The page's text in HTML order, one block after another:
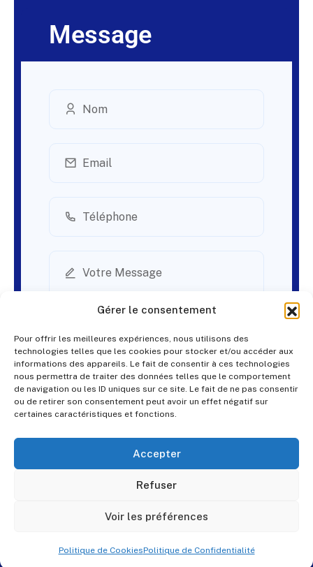
Gérer le consentement
Pour offrir les meilleures expériences, nous utilisons des
technologies telles que les cookies pour stocker et/ou accéder aux
informations des appareils. Le fait de consentir à ces technologies
nous permettra de traiter des données telles que le comportement
de navigation ou les ID uniques sur ce site. Le fait de ne pas consentir
ou de retirer son consentement peut avoir un effet négatif sur
certaines caractéristiques et fonctions.
Accepter
Refuser
Voir les préférences
Politique de CookiesPolitique de Confidentialité
Message